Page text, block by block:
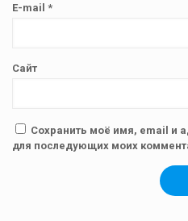
E-mail *
Сайт
Сохранить моё имя, email и
для последующих моих